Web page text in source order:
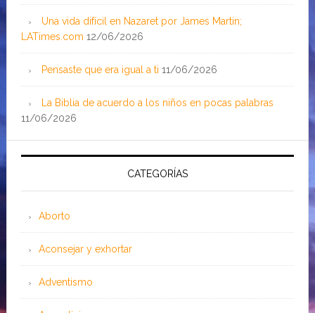
Una vida difícil en Nazaret por James Martin;
LATimes.com 12/06/2026
Pensaste que era igual a ti 11/06/2026
La Biblia de acuerdo a los niños en pocas palabras
11/06/2026
CATEGORÍAS
Aborto
Aconsejar y exhortar
Adventismo